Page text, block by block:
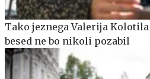
Tako jeznega Valerija
besed ne bo nikoli pozabil